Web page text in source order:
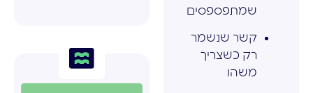
שמתפספסים
קשר שנשמר
רק כשצריך
משהו